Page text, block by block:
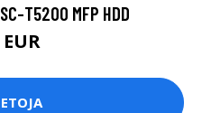
T5200 MFP HDD